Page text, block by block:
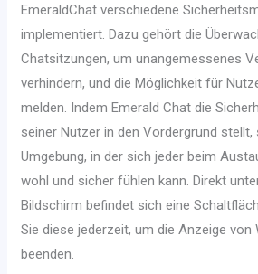
EmeraldChat verschiedene
implementiert. Dazu gehört die
Chatsitzungen, um unangemessenes
verhindern, und die Möglichkeit für
melden. Indem Emerald Chat die
seiner Nutzer in den Vordergrund
Umgebung, in der sich jeder beim
wohl und sicher fühlen kann. Direkt
Bildschirm befindet sich eine
Sie diese jederzeit, um die Anzeige
beenden.